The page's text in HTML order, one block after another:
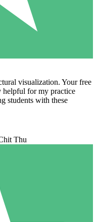
visualization. Your free
helpful for my practice
students with these
Thu